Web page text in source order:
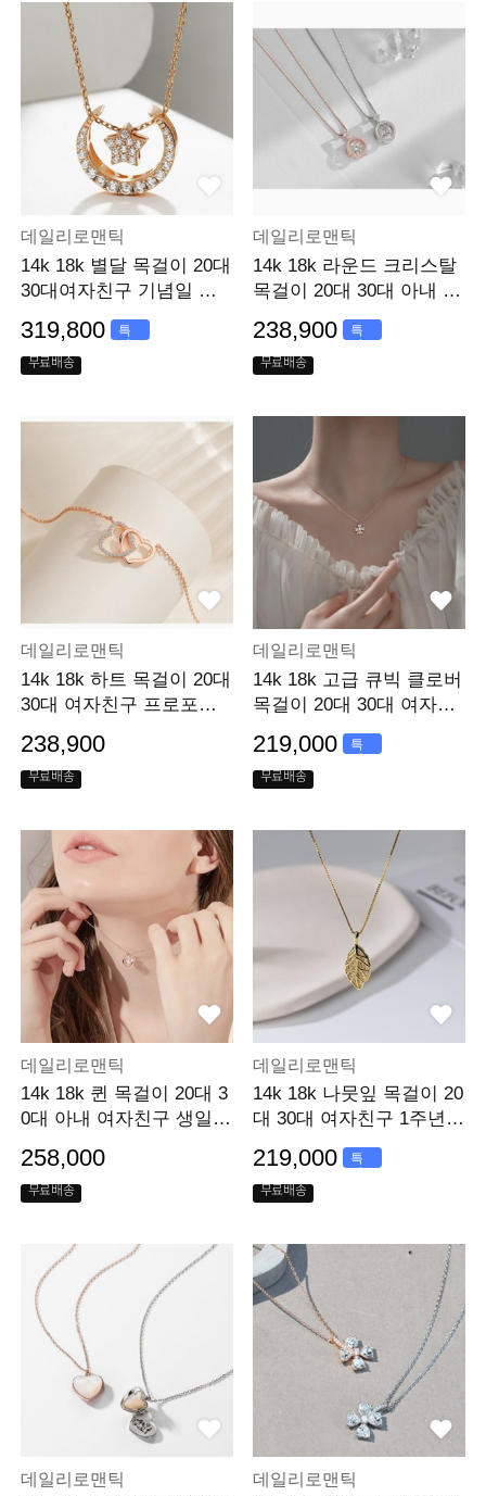
데일리로맨틱
14k 18k 별달 목걸이 20대
30대여자친구 기념일 선
319,800
특
가
무료배송
데일리로맨틱
14k 18k 라운드 크리스탈
목걸이 20대 30대 아내 생
일선물선물
238,900
특
가
무료배송
데일리로맨틱
14k 18k 하트 목걸이 20대
30대 여자친구 프로포즈
238,900
무료배송
데일리로맨틱
14k 18k 고급 큐빅 클로버
목걸이 20대 30대 여자친
구 기념일 선물
219,000
특
가
무료배송
데일리로맨틱
14k 18k 퀸 목걸이 20대 3
0대 아내 여자친구 생일
258,000
무료배송
데일리로맨틱
14k 18k 나뭇잎 목걸이 20
대 30대 여자친구 1주년
219,000
특
가
무료배송
데일리로맨틱 데일리로맨틱